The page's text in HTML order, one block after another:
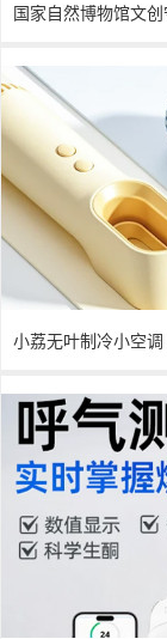
国家自然博物馆文
小荔无叶制冷小空